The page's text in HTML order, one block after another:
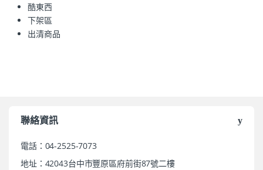
酷東西
下架區
出清商品
聯絡資訊
電話：04-2525-7073
地址：42043台中市豐原區府前街87號二樓